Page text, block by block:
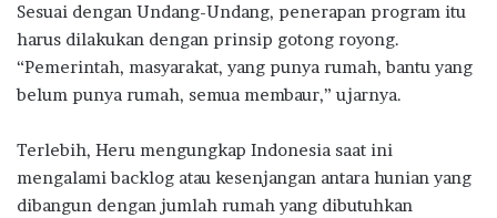
Sesuai dengan Undang-Undang, penerapan program itu
harus dilakukan dengan prinsip gotong royong.
“Pemerintah, masyarakat, yang punya rumah, bantu yang
belum punya rumah, semua membaur,” ujarnya.
Terlebih, Heru mengungkap Indonesia saat ini
mengalami backlog atau kesenjangan antara hunian yang
dibangun dengan jumlah rumah yang dibutuhkan